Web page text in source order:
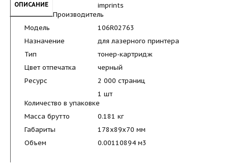
ОПИСАНИЕ
imprints
Производитель
106R02763
Модель
для лазерного принтера
Назначение
тонер-картридж
Тип
черный
Цвет отпечатка
2 000 страниц
Ресурс
1 шт
Количество в упаковке
0.181 кг
Масса брутто
178x89x70 мм
Габариты
0.00110894 м3
Объем